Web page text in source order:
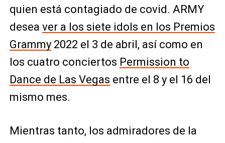
quien está contagiado de covid. ARMY
desea ver a los siete idols en los Premios
Grammy2022 el 3 de abril, así como en
los cuatro conciertos Permission to
Dance de Las Vegas entre el 8 y el 16 del
mismo mes.
Mientras tanto, los admiradores de la